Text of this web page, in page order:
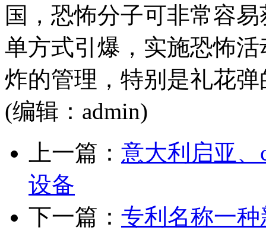
国，恐怖分子可非常容
单方式引爆，实施恐怖
炸的管理，特别是礼花
(编辑：admin)
上一篇： 意大利启亚
设备
下一篇： 专利名称一